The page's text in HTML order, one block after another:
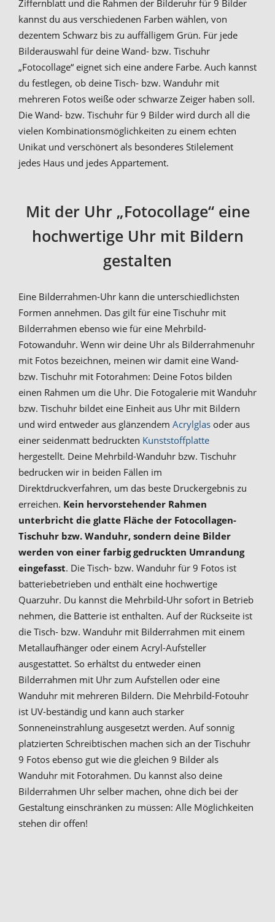
Ziffernblatt und die Rahmen der Bilderuhr für 9 Bilder
kannst du aus verschiedenen Farben wählen, von
dezentem Schwarz bis zu auffälligem Grün. Für jede
Bilderauswahl für deine Wand- bzw. Tischuhr
„Fotocollage“ eignet sich eine andere Farbe. Auch kannst
du festlegen, ob deine Tisch- bzw. Wanduhr mit
mehreren Fotos weiße oder schwarze Zeiger haben soll.
Die Wand- bzw. Tischuhr für 9 Bilder wird durch all die
vielen Kombinationsmöglichkeiten zu einem echten
Unikat und verschönert als besonderes Stilelement
jedes Haus und jedes Appartement.
Mit der Uhr „Fotocollage“ eine
hochwertige Uhr mit Bildern
gestalten
Eine Bilderrahmen-Uhr kann die unterschiedlichsten
Formen annehmen. Das gilt für eine Tischuhr mit
Bilderrahmen ebenso wie für eine Mehrbild-
Fotowanduhr. Wenn wir deine Uhr als Bilderrahmenuhr
mit Fotos bezeichnen, meinen wir damit eine Wand-
bzw. Tischuhr mit Fotorahmen: Deine Fotos bilden
einen Rahmen um die Uhr. Die Fotogalerie mit Wanduhr
bzw. Tischuhr bildet eine Einheit aus Uhr mit Bildern
und wird entweder aus glänzendem Acrylglas oder aus
einer seidenmatt bedruckten Kunststoffplatte
hergestellt. Deine Mehrbild-Wanduhr bzw. Tischuhr
bedrucken wir in beiden Fällen im
Direktdruckverfahren, um das beste Druckergebnis zu
erreichen. Kein hervorstehender Rahmen
unterbricht die glatte Fläche der Fotocollagen-
Tischuhr bzw. Wanduhr, sondern deine Bilder
werden von einer farbig gedruckten Umrandung
eingefasst. Die Tisch- bzw. Wanduhr für 9 Fotos ist
batteriebetrieben und enthält eine hochwertige
Quarzuhr. Du kannst die Mehrbild-Uhr sofort in Betrieb
nehmen, die Batterie ist enthalten. Auf der Rückseite ist
die Tisch- bzw. Wanduhr mit Bilderrahmen mit einem
Metallaufhänger oder einem Acryl-Aufsteller
ausgestattet. So erhältst du entweder einen
Bilderrahmen mit Uhr zum Aufstellen oder eine
Wanduhr mit mehreren Bildern. Die Mehrbild-Fotouhr
ist UV-beständig und kann auch starker
Sonneneinstrahlung ausgesetzt werden. Auf sonnig
platzierten Schreibtischen machen sich an der Tischuhr
9 Fotos ebenso gut wie die gleichen 9 Bilder als
Wanduhr mit Fotorahmen. Du kannst also deine
Bilderrahmen Uhr selber machen, ohne dich bei der
Gestaltung einschränken zu müssen: Alle Möglichkeiten
stehen dir offen!